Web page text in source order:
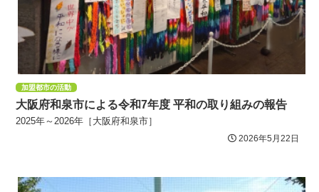
加盟都市の活動
大阪府和泉市による令和7年度 平和の取り組みの報告
2025年～2026年［大阪府和泉市］
2026年5月22日